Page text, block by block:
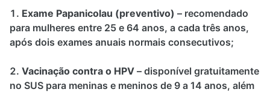
Exame Papanicolau (preventivo) – recomendado
para mulheres entre 25 e 64 anos, a cada três anos,
após dois exames anuais normais consecutivos;
Vacinação contra o HPV – disponível gratuitamente
no SUS para meninas e meninos de 9 a 14 anos, além